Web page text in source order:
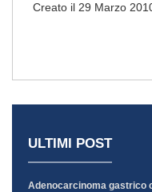
Creato il 29 Marzo
ULTIMI POST
Adenocarcinoma gastrico